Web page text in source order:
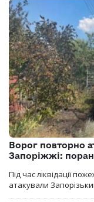
Ворог повторно
Запоріжжі:
Під час ліквідації
атакували